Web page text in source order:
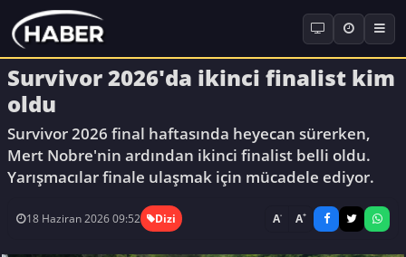
Survivor 2026'da ikinci finalist kim
oldu
Survivor 2026 final haftasında heyecan sürerken,
Mert Nobre'nin ardından ikinci finalist belli oldu.
Yarışmacılar finale ulaşmak için mücadele ediyor.
18 Haziran 2026 09:52 Dizi A- A+